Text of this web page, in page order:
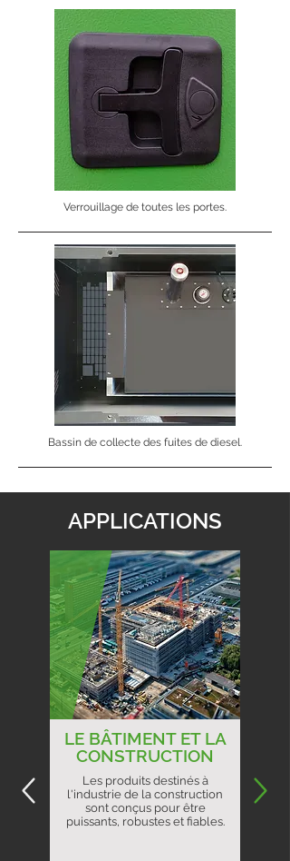
Verrouillage de toutes les portes.
Bassin de collecte des fuites de diesel.
APPLICATIONS
LE BÂTIMENT ET LA
CONSTRUCTION
Les produits destinés à
l'industrie de la construction
sont conçus pour être
puissants, robustes et fiables.